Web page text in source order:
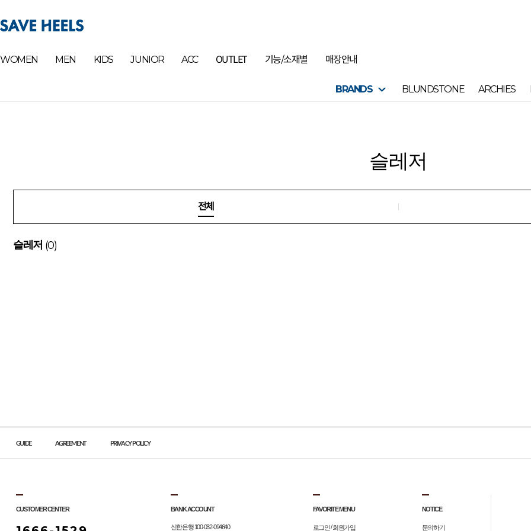
WOMEN MEN KIDS JUNIOR ACC OUTLET 기능/소재별 매장안내
BRANDS BLUNDSTONE ARCHIES
슬레저
전체
슬레저 (0)
GUIDE AGREEMENT PRIVACY POLICY
CUSTOMER CENTER BANK ACCOUNT
신한은행 100-032-094640
FAVORITE MENU
로그인 /회원가입
NOTICE
문의하기